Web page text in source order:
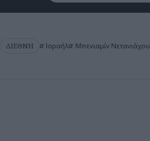
ΔΙΕΘΝΗ Ισραήλ Μπενιαμίν Νετανιάχου